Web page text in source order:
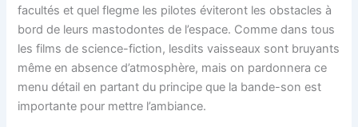
facultés et quel flegme les pilotes éviteront les obstacles à
bord de leurs mastodontes de l’espace. Comme dans tous
les films de science-fiction, lesdits vaisseaux sont bruyants
même en absence d’atmosphère, mais on pardonnera ce
menu détail en partant du principe que la bande-son est
importante pour mettre l’ambiance.